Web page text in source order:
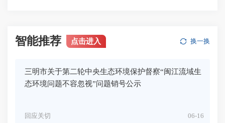
智能推荐 点击进入 换一换
三明市关于第二轮中央生态环境保护督察“闽江流域生
态环境问题不容忽视”问题销号公示
06-16
回应关切